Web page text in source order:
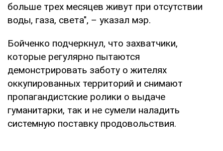
больше трех месяцев живут при отсутствии
воды, газа, света", – указал мэр.
Бойченко подчеркнул, что захватчики,
которые регулярно пытаются
демонстрировать заботу о жителях
оккупированных территорий и снимают
пропагандистские ролики о выдаче
гуманитарки, так и не сумели наладить
системную поставку продовольствия.